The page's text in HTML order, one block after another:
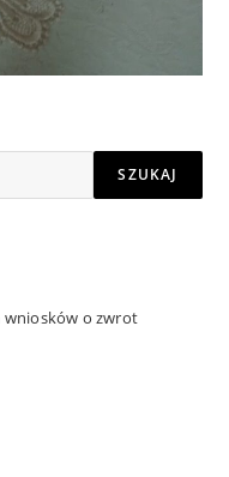
SZUKAJ
wniosków o zwrot